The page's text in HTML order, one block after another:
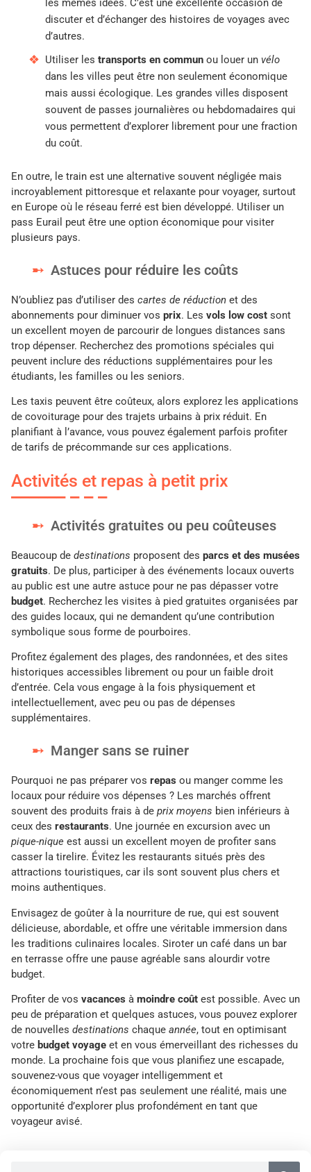
discuter et d’échanger des histoires de voyages avec
d’autres.
Utiliser les transports en commun ou louer un vélo
dans les villes peut être non seulement économique
mais aussi écologique. Les grandes villes disposent
souvent de passes journalières ou hebdomadaires qui
vous permettent d’explorer librement pour une fraction
du coût.
En outre, le train est une alternative souvent négligée mais
incroyablement pittoresque et relaxante pour voyager, surtout
en Europe où le réseau ferré est bien développé. Utiliser un
pass Eurail peut être une option économique pour visiter
plusieurs pays.
Astuces pour réduire les coûts
N’oubliez pas d’utiliser des cartes de réduction et des
abonnements pour diminuer vos prix. Les vols low cost sont
un excellent moyen de parcourir de longues distances sans
trop dépenser. Recherchez des promotions spéciales qui
peuvent inclure des réductions supplémentaires pour les
étudiants, les familles ou les seniors.
Les taxis peuvent être coûteux, alors explorez les applications
de covoiturage pour des trajets urbains à prix réduit. En
planifiant à l’avance, vous pouvez également parfois profiter
de tarifs de précommande sur ces applications.
Activités et repas à petit prix
Activités gratuites ou peu coûteuses
Beaucoup de destinations proposent des parcs et des musées
gratuits. De plus, participer à des événements locaux ouverts
au public est une autre astuce pour ne pas dépasser votre
budget. Recherchez les visites à pied gratuites organisées par
des guides locaux, qui ne demandent qu’une contribution
symbolique sous forme de pourboires.
Profitez également des plages, des randonnées, et des sites
historiques accessibles librement ou pour un faible droit
d’entrée. Cela vous engage à la fois physiquement et
intellectuellement, avec peu ou pas de dépenses
supplémentaires.
Manger sans se ruiner
Pourquoi ne pas préparer vos repas ou manger comme les
locaux pour réduire vos dépenses ? Les marchés offrent
souvent des produits frais à de prix moyens bien inférieurs à
ceux des restaurants. Une journée en excursion avec un
pique-nique est aussi un excellent moyen de profiter sans
casser la tirelire. Évitez les restaurants situés près des
attractions touristiques, car ils sont souvent plus chers et
moins authentiques.
Envisagez de goûter à la nourriture de rue, qui est souvent
délicieuse, abordable, et offre une véritable immersion dans
les traditions culinaires locales. Siroter un café dans un bar
en terrasse offre une pause agréable sans alourdir votre
budget.
Profiter de vos vacances à moindre coût est possible. Avec un
peu de préparation et quelques astuces, vous pouvez explorer
de nouvelles destinations chaque année, tout en optimisant
votre budget voyage et en vous émerveillant des richesses du
monde. La prochaine fois que vous planifiez une escapade,
souvenez-vous que voyager intelligemment et
économiquement n’est pas seulement une réalité, mais une
opportunité d’explorer plus profondément en tant que
voyageur avisé.